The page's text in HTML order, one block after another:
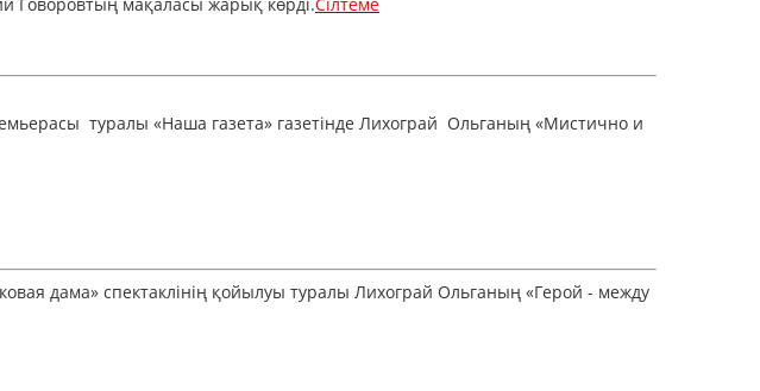
туралы «Наша газета» газетінде Лихограй Ольганың «Мистично и
дама» спектаклінің қойылуы туралы Лихограй Ольганың «Герой - между